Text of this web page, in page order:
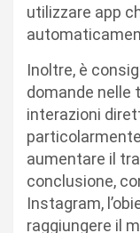
utilizzare app
Inoltre, è
domande nelle
interazioni
aumentare il
conclusione,
Instagram,
raggiungere il